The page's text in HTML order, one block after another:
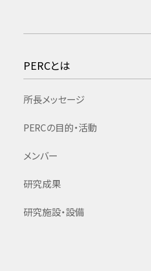
PERCとは
所長メッセージ
PERCの目的・活動
メンバー
研究成果
研究施設・設備